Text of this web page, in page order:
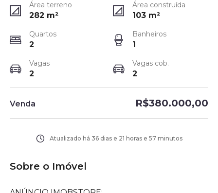
Área terreno
282 m²
Área construída
103 m²
Quartos
2
Banheiros
1
Vagas
2
Vagas cob.
2
Venda R$380.000,00
Atualizado há 36 dias e 21 horas e 57 minutos
Sobre o Imóvel